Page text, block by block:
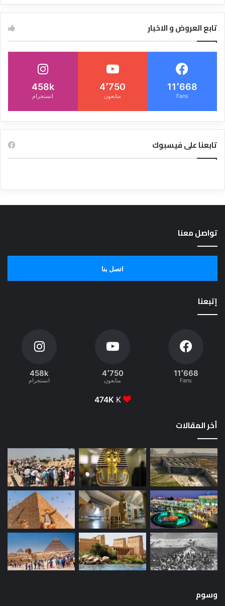
تابع العروض و الاخبار
11٬668
Fans
4٬750
متابعون
458k
انستجرام
تابعنا على فيسبوك
تواصل معنا
اتصل بنا
إتبعنا
11٬668
Fans
4٬750
متابعون
458k
انستجرام
474K K
أخر المقالات
وسوم